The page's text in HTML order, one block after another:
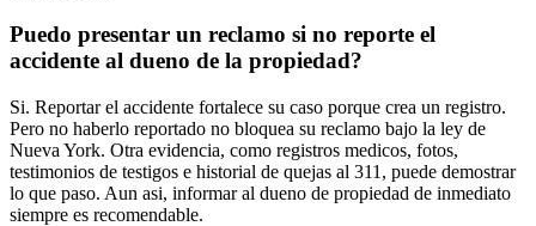
Puedo presentar un reclamo si no reporte el
accidente al dueno de la propiedad?
Si. Reportar el accidente fortalece su caso porque crea un registro.
Pero no haberlo reportado no bloquea su reclamo bajo la ley de
Nueva York. Otra evidencia, como registros medicos, fotos,
testimonios de testigos e historial de quejas al 311, puede demostrar
lo que paso. Aun asi, informar al dueno de propiedad de inmediato
siempre es recomendable.